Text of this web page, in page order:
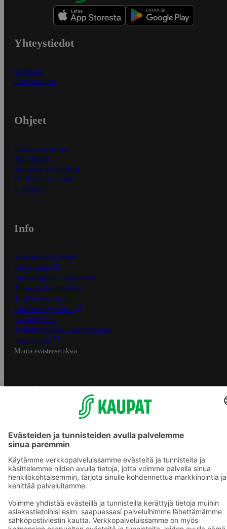
Yhteystiedot
Myymälät
Asiakaspalvelu
Ohjeet
Ensitilaajan ohjeet
Näin maksat
Näin tilaat ja muokkaat
Kaikki ohjeet ja vinkit
In English
Info
S-Business yrityksille
Oiva-raportit
Osuuskauppojen yhteystiedot
Tilaus- ja toimitusehdot
Tietosuojakäytäntö
Palvelun käyttöehdot
Saavutettavuus
Mobiilisovelluksen saavutettavuus
Mainostajalle
Muuta evästeasetuksia
S-ryhmän palvelut
Asiakasomistajuus
Yhteishyvä Ruoka -sovellus
Prisma.fi
Sokos.fi
S-Pankki
Sokos Hotels
Raflaamo